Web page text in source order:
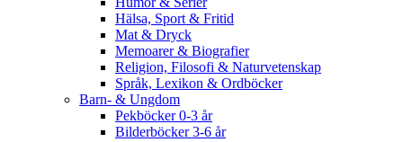
Hälsa, Sport & Fritid
Mat & Dryck
Memoarer & Biografier
Religion, Filosofi & Naturvetenskap
Språk, Lexikon & Ordböcker
Barn- & Ungdom
Pekböcker 0-3 år
Bilderböcker 3-6 år